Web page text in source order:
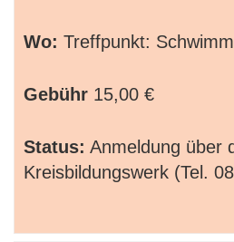
Wo: Treffpunkt:
Gebühr 15,00 €
Status: Anmeldung über
Kreisbildungswerk (Tel.